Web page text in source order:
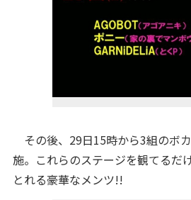
その後、29日15時から3組のボ
施。これらのステージを観てるだ
とれる豪華なメンツ!!